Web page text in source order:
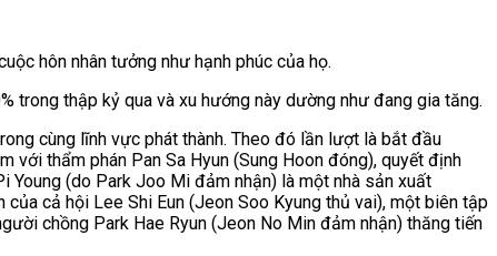
hôn nhân tưởng như hạnh phúc của họ.
trong thập kỷ qua và xu hướng này dường như đang gia tăng.
cùng lĩnh vực phát thành. Theo đó lần lượt là bắt đầu
với thẩm phán Pan Sa Hyun (Sung Hoon đóng), quyết định
Young (do Park Joo Mi đảm nhận) là một nhà sản xuất
cả hội Lee Shi Eun (Jeon Soo Kyung thủ vai), một biên tập
chồng Park Hae Ryun (Jeon No Min đảm nhận) thăng tiến